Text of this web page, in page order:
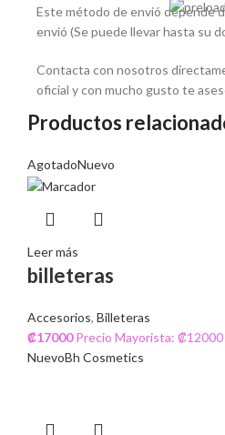
Este método de envió depende
envió (Se puede llevar hasta su
Contacta con nosotros
oficial y con mucho gusto te
Productos
AgotadoNuevo
Leer más
billeteras
Accesorios, Billeteras
₡17000 Precio Mayorista: ₡12000
NuevoBh Cosmetics